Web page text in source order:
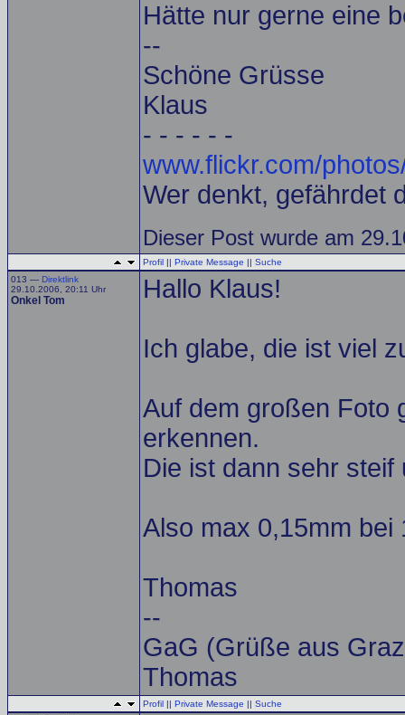
Hätte nur gerne eine
--
Schöne Grüsse
Klaus
- - - - - -
www.flickr.com/
Wer denkt, gefährdet
Dieser Post wurde am
Profil || Private Message || Suche
013 — Direktlink
29.10.2006, 20:11 Uhr
Onkel Tom Hallo Klaus!
Ich glabe, die ist viel
Auf dem großen Foto
erkennen.
Die ist dann sehr
Also max 0,15mm bei
Thomas
--
GaG (Grüße aus
Thomas
Profil || Private Message || Suche